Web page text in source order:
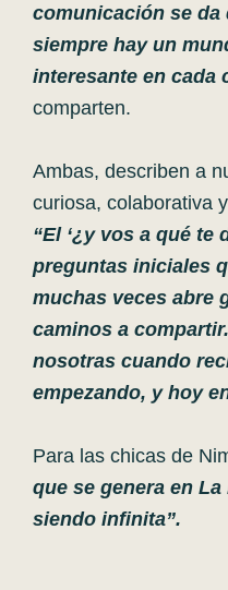
comunicación se da
siempre hay un
interesante en cada
comparten.
Ambas, describen a
curiosa, colaborativa
“El ‘¿y vos a qué te
preguntas iniciales
muchas veces abre
caminos a
nosotras cuando
empezando, y hoy
Para las chicas de
que se genera en
siendo infinita”.